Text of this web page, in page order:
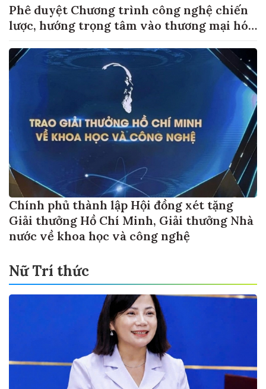
Phê duyệt Chương trình công nghệ chiến
lược, hướng trọng tâm vào thương mại hóa
Chính phủ thành lập Hội đồng xét tặng
Giải thưởng Hồ Chí Minh, Giải thưởng Nhà
nước về khoa học và công nghệ
Nữ Trí thức